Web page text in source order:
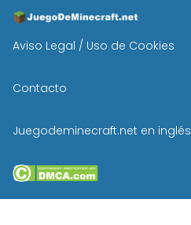
Aviso Legal / Uso de Cookies
Contacto
Juegodeminecraft.net en inglés